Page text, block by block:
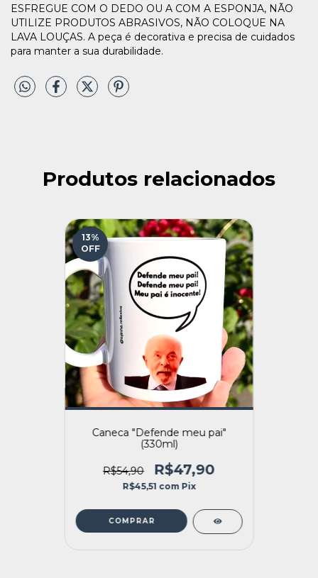
ESFREGUE COM O DEDO OU A COM A ESPONJA, NÃO
UTILIZE PRODUTOS ABRASIVOS, NÃO COLOQUE NA
LAVA LOUÇAS. A peça é decorativa e precisa de cuidados
para manter a sua durabilidade.
Produtos relacionados
13%
OFF
Caneca "Defende meu pai"
(330ml)
R$54,90 R$47,90
R$45,51 com Pix